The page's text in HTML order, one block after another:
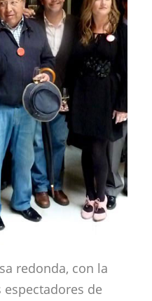
redonda, con la
de